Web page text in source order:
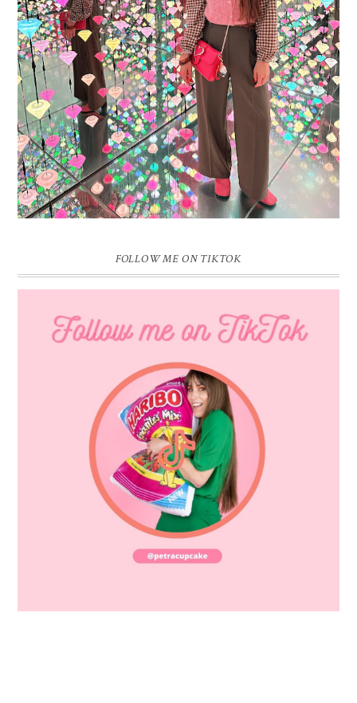
16 JAAR SPRINKLES ON A CUPCAKE
Vandaag is het weer zo’n moment waarop ik even bewust op de
pauzeknop duw, want Sprinkles on a Cupcake bestaat 16 jaar. Zestien.
Dat blijft ...
FOLLOW ME ON TIKTOK